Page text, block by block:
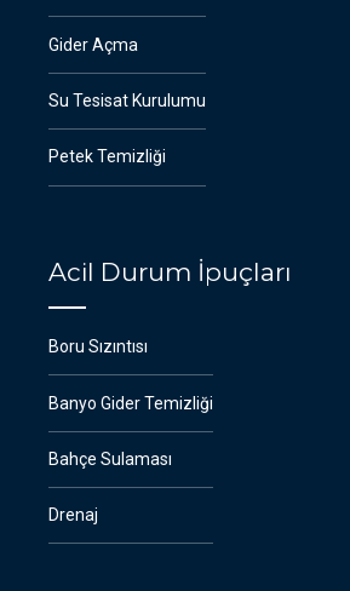
Gider Açma
Su Tesisat Kurulumu
Petek Temizliği
Acil Durum İpuçları
Boru Sızıntısı
Banyo Gider Temizliği
Bahçe Sulaması
Drenaj